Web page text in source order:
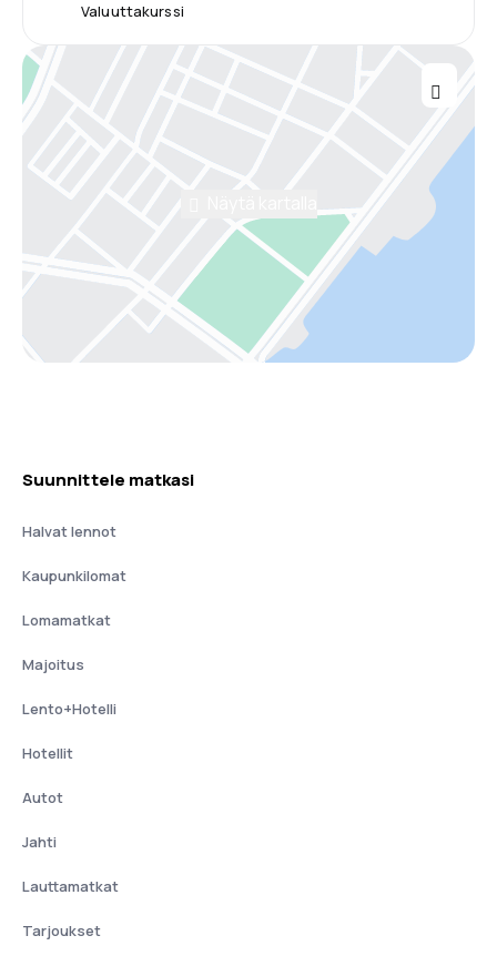
Valuuttakurssi
Suunnittele matkasi
Halvat lennot
Kaupunkilomat
Lomamatkat
Majoitus
Lento+Hotelli
Hotellit
Autot
Jahti
Lauttamatkat
Tarjoukset